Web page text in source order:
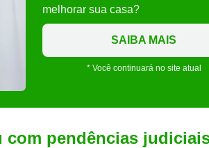
melhorar sua casa?
SAIBA MAIS
* Você continuará no site atual
com pendências